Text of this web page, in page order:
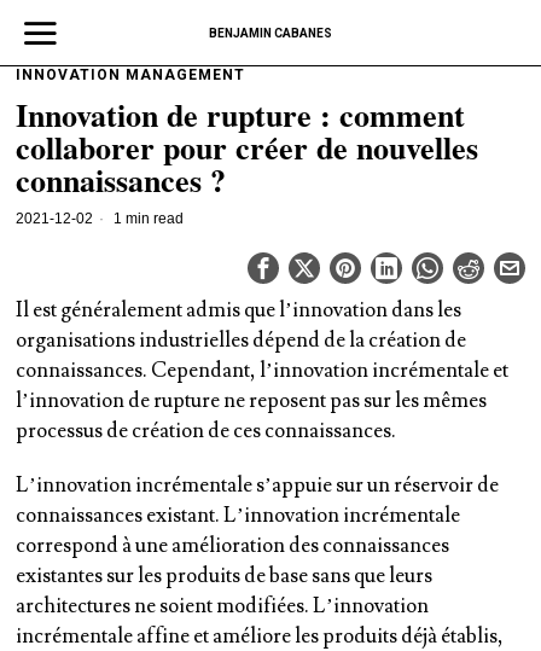
BENJAMIN CABANES
INNOVATION MANAGEMENT
Innovation de rupture : comment
collaborer pour créer de nouvelles
connaissances ?
2021-12-02 1 min read
Il est généralement admis que l’innovation dans les
organisations industrielles dépend de la création de
connaissances. Cependant, l’innovation incrémentale et
l’innovation de rupture ne reposent pas sur les mêmes
processus de création de ces connaissances.
L’innovation incrémentale s’appuie sur un réservoir de
connaissances existant. L’innovation incrémentale
correspond à une amélioration des connaissances
existantes sur les produits de base sans que leurs
architectures ne soient modifiées. L’innovation
incrémentale affine et améliore les produits déjà établis,